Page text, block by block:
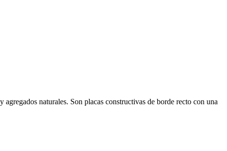
naturales. Son placas constructivas de borde recto con una